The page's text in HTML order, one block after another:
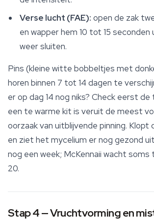
Verse lucht (FAE): open de zak
en wapper hem 10 tot 15 seconden
weer sluiten.
Pins (kleine witte bobbeltjes met
horen binnen 7 tot 14 dagen te
er op dag 14 nog niks? Check eerst
een te warme kit is veruit de meest
oorzaak van uitblijvende pinning.
en ziet het mycelium er nog gezond
nog een week; McKennaii wacht soms
20.
Stap 4 — Vruchtvorming en